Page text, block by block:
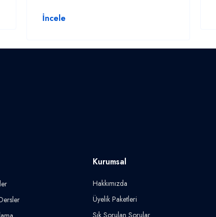
İncele
Kurumsal
Hakkımızda
Üyelik Paketleri
Sık Sorulan Sorular